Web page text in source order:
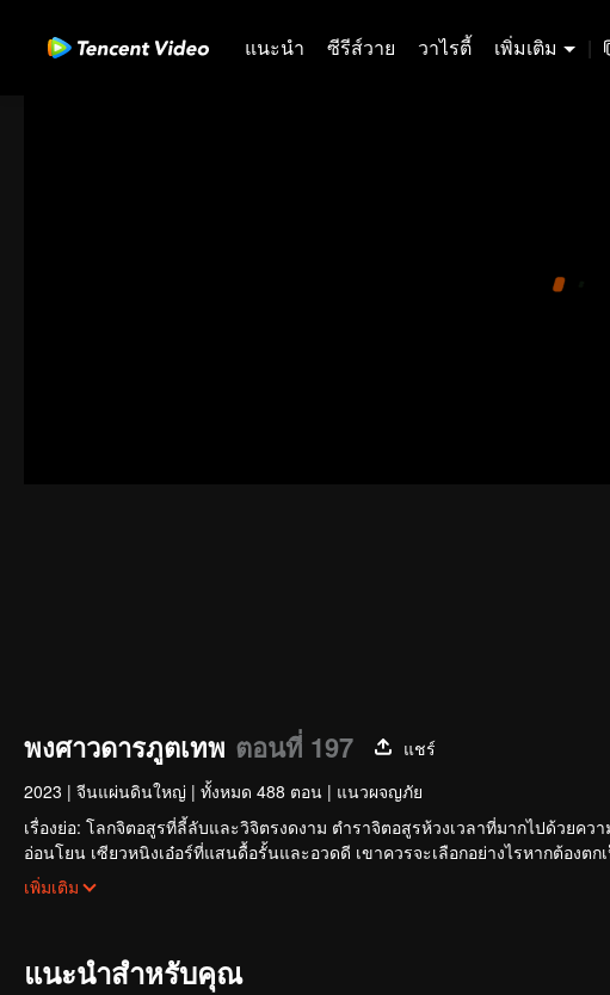
แนะนำ ซีรีส์วาย วาไรตี้ เพิ่มเติม |
พงศาวดารภูตเทพ ตอนที่ 197
แชร์
2023 | จีนแผ่นดินใหญ่ | ทั้งหมด 488 ตอน | แนวผจญภัย
เรื่องย่อ: โลกจิตอสูรที่ลี้ลับและวิจิตรงดงาม ตำราจิตอสูรห้วงเวลาที่มากไปด้วยค
อ่อนโยน เซียวหนิงเอ๋อร์ที่แสนดื้อรั้นและอวดดี เขาควรจะเลือกอย่างไรหากต้อง
ฟันฝ่าความทุกข์ยาก ฝึกฝนวรยุทธ์ที่ล้ำเลิศที่สุด พลังแห่งจิตอสูรที่แข็งแกร่งที่สุด ก้
เพิ่มเติม
แนะนำสำหรับคุณ